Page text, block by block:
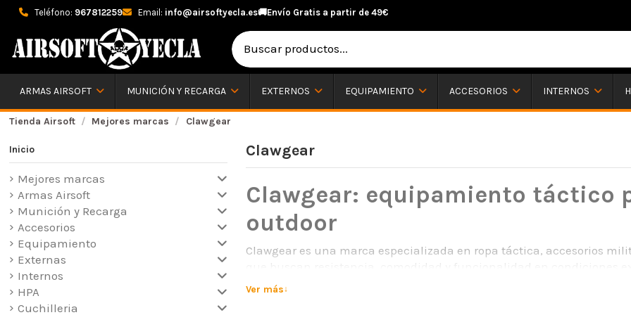
Teléfono: 967812259 Email: info@airsoftyecla.es🚚Envío Gratis a partir de 49€
ARMAS AIRSOFT MUNICIÓN Y RECARGA EXTERNOS EQUIPAMIENTO ACCESORIOS INTERNOS
Tienda Airsoft Mejores marcas Clawgear
Clawgear
Clawgear: equipamiento táctico
outdoor
Clawgear es una marca especializada en ropa táctica, accesorios
sector táctico, la marca destaca por desarrollar productos orientados
Ver más
Inicio
Mejores marcas
Armas Airsoft
Munición y Recarga
Accesorios
Equipamiento
Externas
Internos
HPA
Cuchilleria